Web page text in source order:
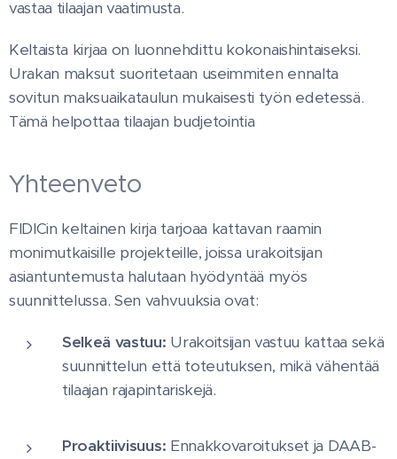
vastaa tilaajan vaatimusta.
Keltaista kirjaa on luonnehdittu kokonaishintaiseksi.
Urakan maksut suoritetaan useimmiten ennalta
sovitun maksuaikataulun mukaisesti työn edetessä.
Tämä helpottaa tilaajan budjetointia
Yhteenveto
FIDICin keltainen kirja tarjoaa kattavan raamin
monimutkaisille projekteille, joissa urakoitsijan
asiantuntemusta halutaan hyödyntää myös
suunnittelussa. Sen vahvuuksia ovat:
Selkeä vastuu: Urakoitsijan vastuu kattaa sekä
suunnittelun että toteutuksen, mikä vähentää
tilaajan rajapintariskejä.
Proaktiivisuus: Ennakkovaroitukset ja DAAB-